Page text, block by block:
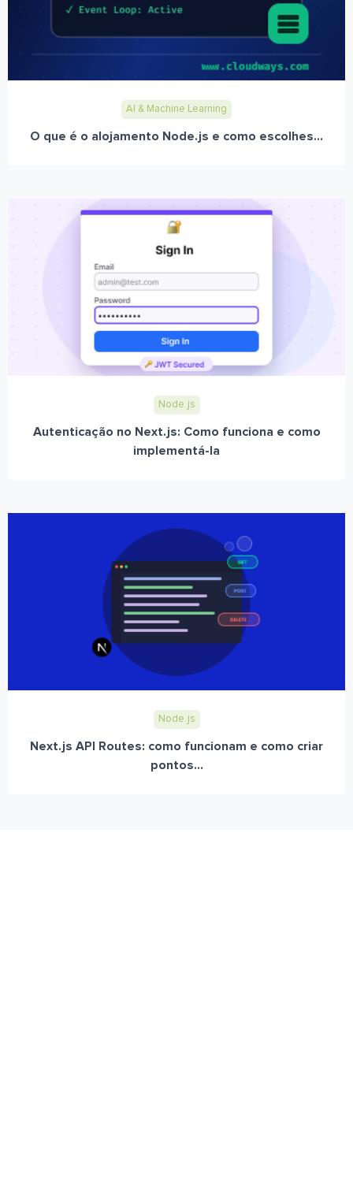
AI & Machine Learning
O que é o alojamento Node.js e como escolhes...
Node.js
Autenticação no Next.js: Como funciona e como
implementá-la
Node.js
Next.js API Routes: como funcionam e como criar
pontos...